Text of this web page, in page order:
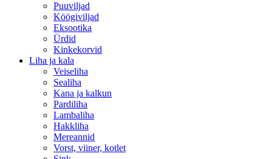
Puuviljad
Köögiviljad
Eksootika
Ürdid
Kinkekorvid
Liha ja kala
Veiseliha
Sealiha
Kana ja kalkun
Pardiliha
Lambaliha
Hakkliha
Mereannid
Vorst, viiner, kotlet